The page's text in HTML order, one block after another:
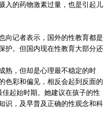
入的药物激素过量，也是引起儿
记者表示，国外的性教育都是
护。但国内现在性教育大部分还
，但却是心理最不稳定的时
色彩和偏见，相反会起到反面的
起始时期。她建议在孩子的性
识，及早普及正确的性观念和科